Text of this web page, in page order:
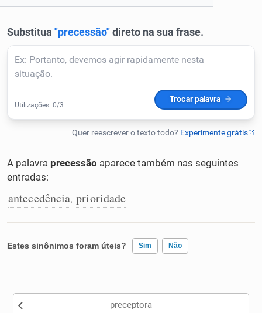
Corrigir Texto
Humanizador de IA
Conexões
A palavra precessão aparece também nas seguintes
entradas:
antecedência, prioridade
Estes sinônimos foram úteis? Sim Não
Nenhum dos sinônimos apresentados me ajudou
preceptora